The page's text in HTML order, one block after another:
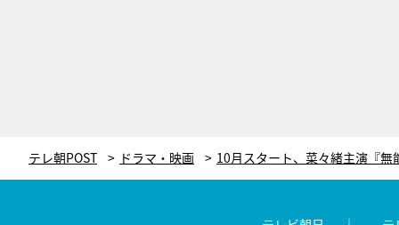
テレ朝POST ドラマ・映画